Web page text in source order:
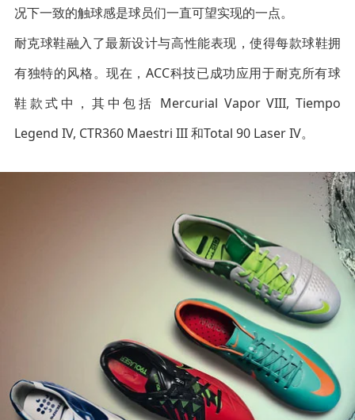
况下一致的触球感是球员们一直可望实现的一点。
耐克球鞋融入了最新设计与高性能表现，使得每款球鞋拥
有独特的风格。现在，ACC科技已成功应用于耐克所有球
鞋款式中，其中包括 Mercurial Vapor VIII, Tiempo
Legend IV, CTR360 Maestri III 和Total 90 Laser IV。